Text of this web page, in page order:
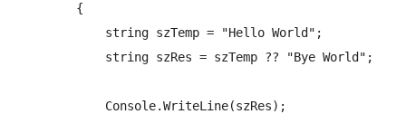
        {
            string szTemp = "Hello World";
            string szRes = szTemp ?? "Bye World";
            Console.WriteLine(szRes);